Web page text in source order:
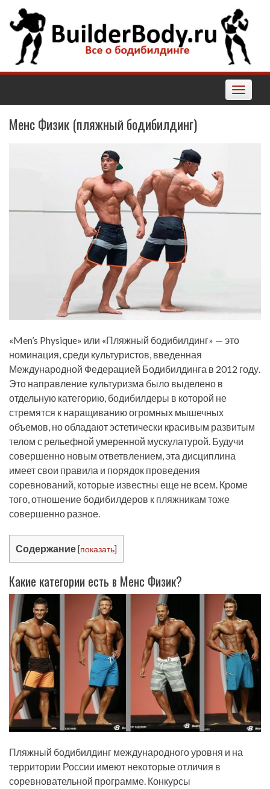
Наверх
Toggle
Менс Физик (пляжный бодибилдинг)
«Men’s Physique» или «Пляжный бодибилдинг» — это
номинация, среди культуристов, введенная
Международной Федерацией Бодибилдинга в 2012 году.
Это направление культуризма было выделено в
отдельную категорию, бодибилдеры в которой не
стремятся к наращиванию огромных мышечных
объемов, но обладают эстетически красивым развитым
телом с рельефной умеренной мускулатурой. Будучи
совершенно новым ответвлением, эта дисциплина
имеет свои правила и порядок проведения
соревнований, которые известны еще не всем. Кроме
того, отношение бодибилдеров к пляжникам тоже
совершенно разное.
Содержание [показать]
Какие категории есть в Менс Физик?
Пляжный бодибилдинг международного уровня и на
территории России имеют некоторые отличия в
соревновательной программе. Конкурсы